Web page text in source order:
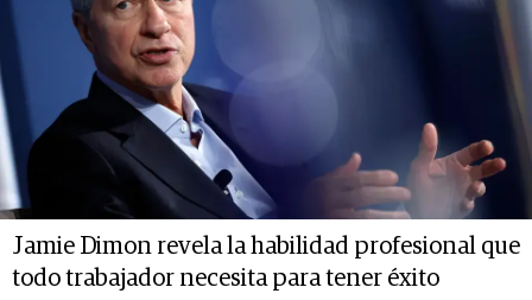
Jamie Dimon revela la habilidad profesional que
todo trabajador necesita para tener éxito